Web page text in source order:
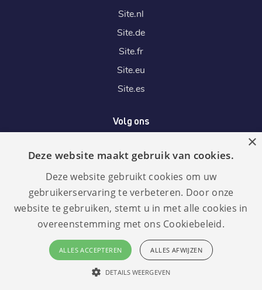
Taal:
Nederlands
GDPR
compliant
Site.nl
Site.de
Site.fr
Site.eu
Site.es
Volg ons
Wij accepteren
×
Deze website maakt gebruik van cookies.
Deze website gebruikt cookies om uw
gebruikerservaring te verbeteren. Door onze
website te gebruiken, stemt u in met alle cookies in
overeenstemming met ons Cookiebeleid.
ALLES ACCEPTEREN ALLES AFWIJZEN
DETAILS WEERGEVEN